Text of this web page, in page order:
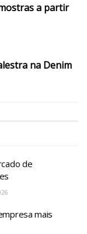
a partir
na Denim
de
mais